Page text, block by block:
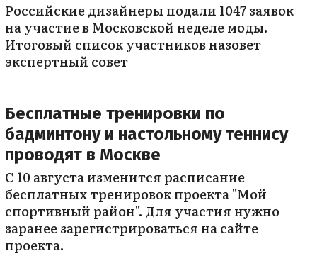
Российские дизайнеры подали 1047 заявок
на участие в Московской неделе моды.
Итоговый список участников назовет
экспертный совет
Бесплатные тренировки по
бадминтону и настольному теннису
проводят в Москве
С 10 августа изменится расписание
бесплатных тренировок проекта "Мой
спортивный район". Для участия нужно
заранее зарегистрироваться на сайте
проекта.